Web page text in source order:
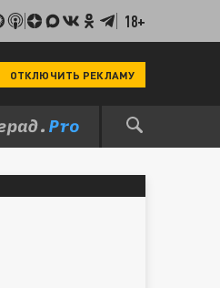
18+
ОТКЛЮЧИТЬ РЕКЛАМУ